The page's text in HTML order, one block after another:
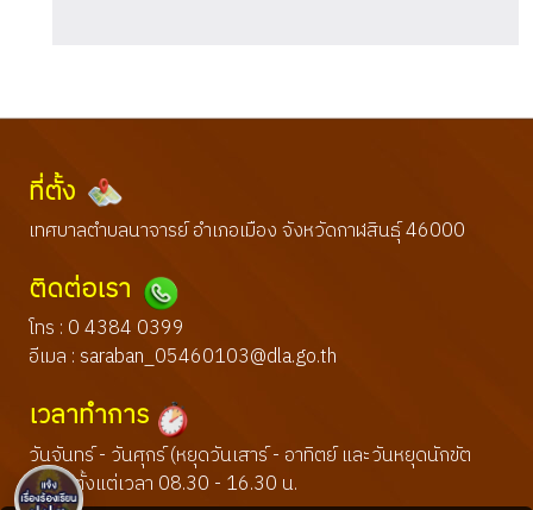
ที่ตั้ง
เทศบาลตำบลนาจารย์ อำเภอเมือง จังหวัดกาฬสินธุ์ 46000
ติดต่อเรา
โทร : 0 4384 0399
อีเมล : saraban_05460103@dla.go.th
เวลาทำการ
วันจันทร์ - วันศุกร์ (หยุดวันเสาร์ - อาทิตย์ และวันหยุดนักขัต
ฤกษ์) ตั้งแต่เวลา 08.30 - 16.30 น.